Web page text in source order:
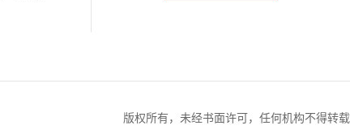
版权所有，未经书面许可，任何机构不得转载